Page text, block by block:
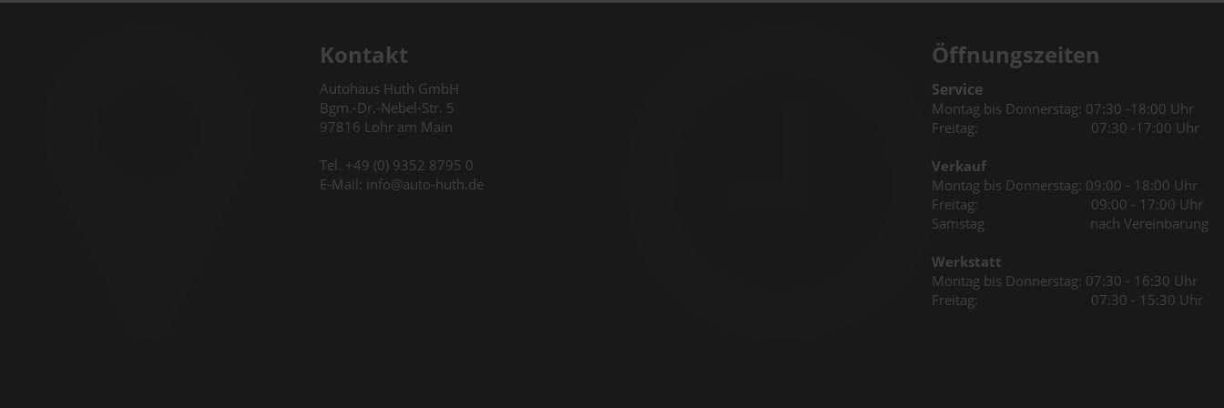
Kontakt
Autohaus Huth GmbH
Bgm.-Dr.-Nebel-Str. 5
97816 Lohr am Main
Tel. +49 (0) 9352 8795 0
E-Mail: info@auto-huth.de
Öffnungszeiten
Service
Montag bis Donnerstag: 07:30 -18:00 Uhr
Freitag: 07:30 -17:00 Uhr
Verkauf
Montag bis Donnerstag: 09:00 - 18:00 Uhr
Freitag: 09:00 - 17:00 Uhr
Samstag nach Vereinbarung
Werkstatt
Montag bis Donnerstag: 07:30 - 16:30 Uhr
Freitag: 07:30 - 15:30 Uhr